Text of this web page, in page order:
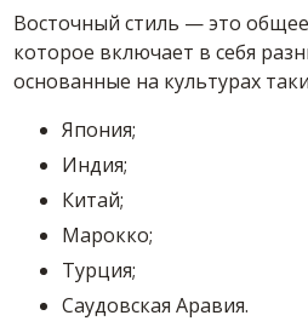
Восточный стиль — это
которое включает в себя
основанные на культурах
Япония;
Индия;
Китай;
Марокко;
Турция;
Саудовская Аравия.